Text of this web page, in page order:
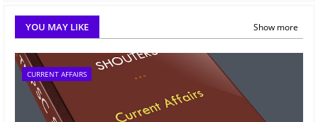
YOU MAY LIKE Show more
CURRENT AFFAIRS